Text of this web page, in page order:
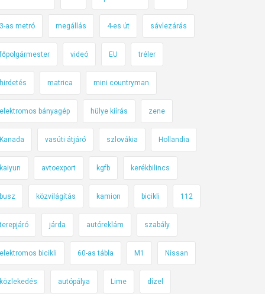
3-as metró megállás 4-es út sávlezárás
főpolgármester videó EU tréler
hirdetés matrica mini countryman
elektromos bányagép hülye kiírás zene
Kanada vasúti átjáró szlovákia Hollandia
kaiyun avtoexport kgfb kerékbilincs
busz közvilágítás kamion bicikli 112
terepjáró járda autóreklám szabály
elektromos bicikli 60-as tábla M1 Nissan
közlekedés autópálya Lime dízel